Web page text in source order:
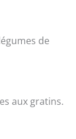
de
aux gratins.